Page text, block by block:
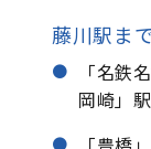
藤川駅ま
「名鉄
岡崎」